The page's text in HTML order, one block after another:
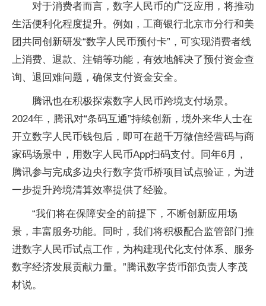
对于消费者而言，数字人民币的广泛应用，将推动
生活便利化程度提升。例如，工商银行北京市分行和美
团共同创新研发“数字人民币预付卡”，可实现消费者线
上消费、退款、注销等功能，有效地解决了预付资金查
询、退回难问题，确保支付资金安全。
腾讯也在积极探索数字人民币跨境支付场景。
2024年，腾讯对“条码互通”持续创新，境外来华人士在
开立数字人民币钱包后，即可在超千万微信经营码与商
家码场景中，用数字人民币App扫码支付。同年6月，
腾讯参与完成多边央行数字货币桥项目试点验证，为进
一步提升跨境清算效率提供了经验。
“我们将在保障安全的前提下，不断创新应用场
景，丰富服务功能。同时，我们将积极配合监管部门推
进数字人民币试点工作，为构建现代化支付体系、服务
数字经济发展贡献力量。”腾讯数字货币部负责人李茂
材说。